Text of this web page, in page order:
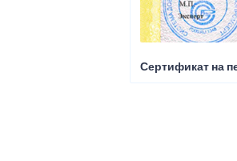
Сертификат на